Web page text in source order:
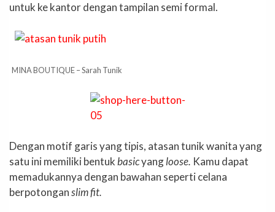
untuk ke kantor dengan tampilan semi formal.
MINA BOUTIQUE – Sarah Tunik
Dengan motif garis yang tipis, atasan tunik wanita yang
satu ini memiliki bentukbasicyangloose. Kamu dapat
memadukannya dengan bawahan seperti celana
berpotonganslim fit.